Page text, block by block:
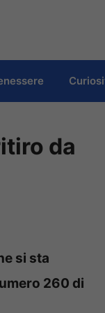
da
si sta
260 di